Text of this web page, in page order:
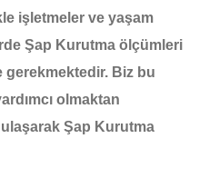
işletmeler ve yaşam
Şap Kurutma ölçümleri
gerekmektedir. Biz bu
olmaktan
Şap Kurutma